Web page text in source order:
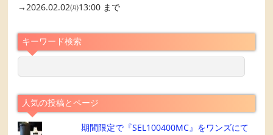
→2026.02.02㈪13:00 まで
キーワード検索
人気の投稿とページ
期間限定で『SEL100400MC』をワンズにて